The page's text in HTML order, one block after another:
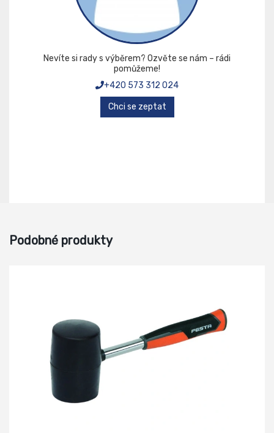
Nevíte si rady s výběrem? Ozvěte se nám – rádi
pomůžeme!
+420 573 312 024
Chci se zeptat
Podobné produkty